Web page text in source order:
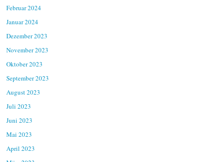
Februar 2024
Januar 2024
Dezember 2023
November 2023
Oktober 2023
September 2023
August 2023
Juli 2023
Juni 2023
Mai 2023
April 2023